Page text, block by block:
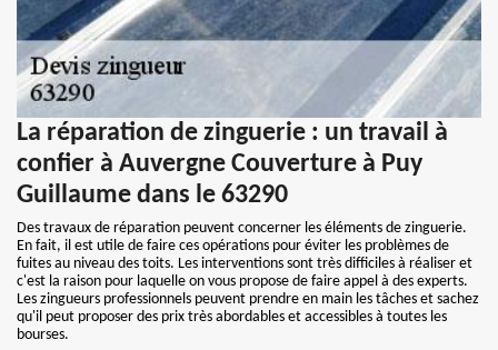
La réparation de zinguerie : un travail à
confier à Auvergne Couverture à Puy
Guillaume dans le 63290
Des travaux de réparation peuvent concerner les éléments de zinguerie.
En fait, il est utile de faire ces opérations pour éviter les problèmes de
fuites au niveau des toits. Les interventions sont très difficiles à réaliser et
c'est la raison pour laquelle on vous propose de faire appel à des experts.
Les zingueurs professionnels peuvent prendre en main les tâches et sachez
qu'il peut proposer des prix très abordables et accessibles à toutes les
bourses.